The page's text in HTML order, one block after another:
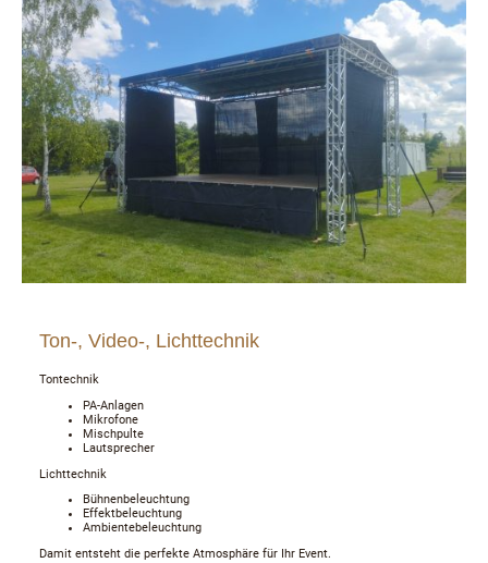
Ton-, Video-, Lichttechnik
Tontechnik
PA-Anlagen
Mikrofone
Mischpulte
Lautsprecher
Lichttechnik
Bühnenbeleuchtung
Effektbeleuchtung
Ambientebeleuchtung
Damit entsteht die perfekte Atmosphäre für Ihr Event.